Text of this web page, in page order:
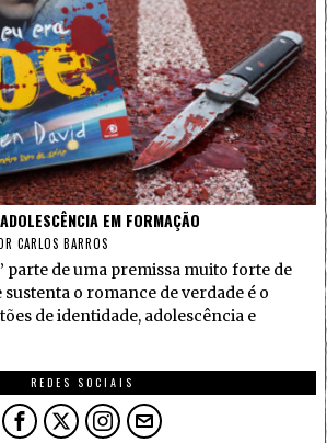
EM FORMAÇÃO
CARLOS BARROS
parte de uma premissa muito forte de
sustenta o romance de verdade é o
de identidade, adolescência e
REDES SOCIAIS